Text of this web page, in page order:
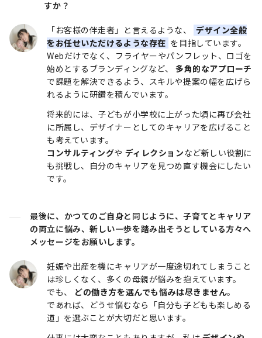
すか？
「お客様の伴走者」と言えるような、
デザイン全般
をお任せいただけるような存在 を目指しています。
Webだけでなく、フライヤーやパンフレット、ロゴを
始めとするブランディングなど、 多角的なアプローチ
で課題を解決できるよう、スキルや提案の幅を広げら
れるように研鑽を積んでいます。
将来的には、子どもが小学校に上がった頃に再び会社
に所属し、デザイナーとしてのキャリアを広げること
も考えています。
コンサルティングや ディレクションなど新しい役割に
も挑戦し、自分のキャリアを見つめ直す機会にしたい
です。
最後に、かつてのご自身と同じように、子育てとキャリア
の両立に悩み、新しい一歩を踏み出そうとしている方々へ
メッセージをお願いします。
妊娠や出産を機にキャリアが一度途切れてしまうこと
は珍しくなく、多くの母親が悩みを抱えています。
でも、
どの働き方を選んでも悩みは尽きません。
であれば、どうせ悩むなら「自分も子どもも楽しめる
道」を選ぶことが大切だと思います。